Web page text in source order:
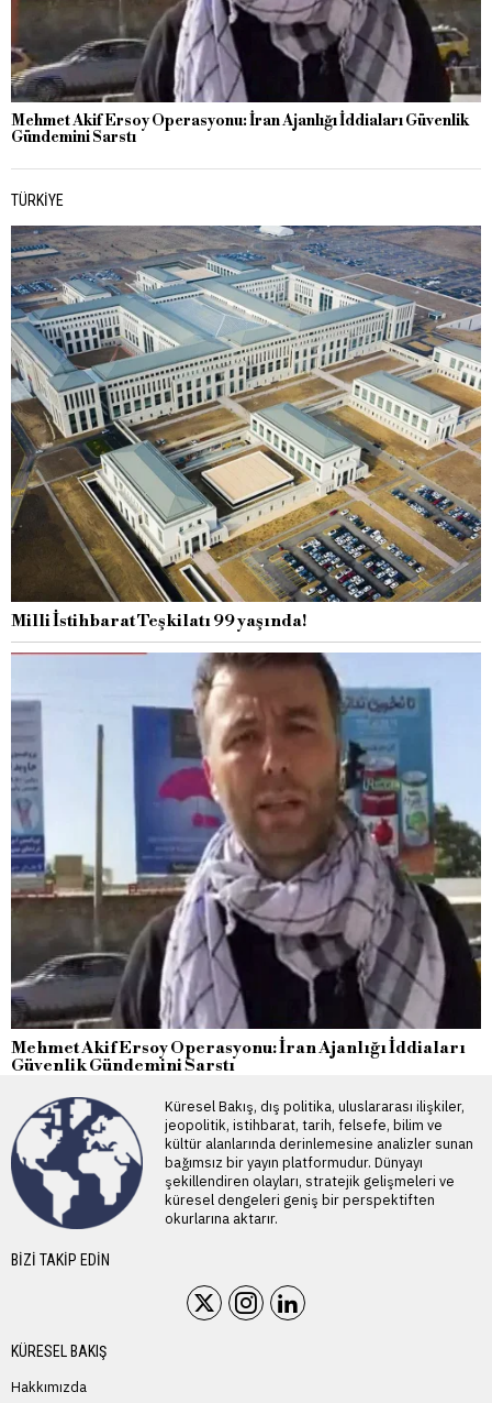
Mehmet Akif Ersoy Operasyonu: İran Ajanlığı İddiaları Güvenlik
Gündemini Sarstı
TÜRKIYE
Milli İstihbarat Teşkilatı 99 yaşında!
Mehmet Akif Ersoy Operasyonu: İran Ajanlığı İddiaları
Güvenlik Gündemini Sarstı
Küresel Bakış, dış politika, uluslararası ilişkiler,
jeopolitik, istihbarat, tarih, felsefe, bilim ve
kültür alanlarında derinlemesine analizler sunan
bağımsız bir yayın platformudur. Dünyayı
şekillendiren olayları, stratejik gelişmeleri ve
küresel dengeleri geniş bir perspektiften
okurlarına aktarır.
BIZI TAKIP EDIN
KÜRESEL BAKIŞ
Hakkımızda